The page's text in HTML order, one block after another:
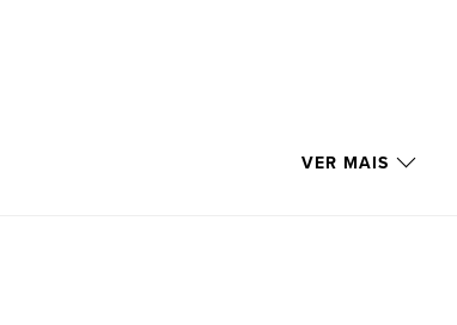
VER MAIS